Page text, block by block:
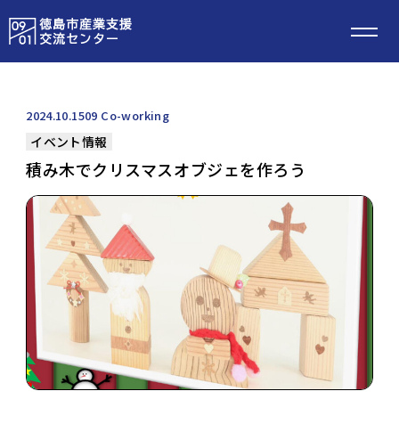
2024.10.1509 Co-working
イベント情報
積み木でクリスマスオブジェを作ろう